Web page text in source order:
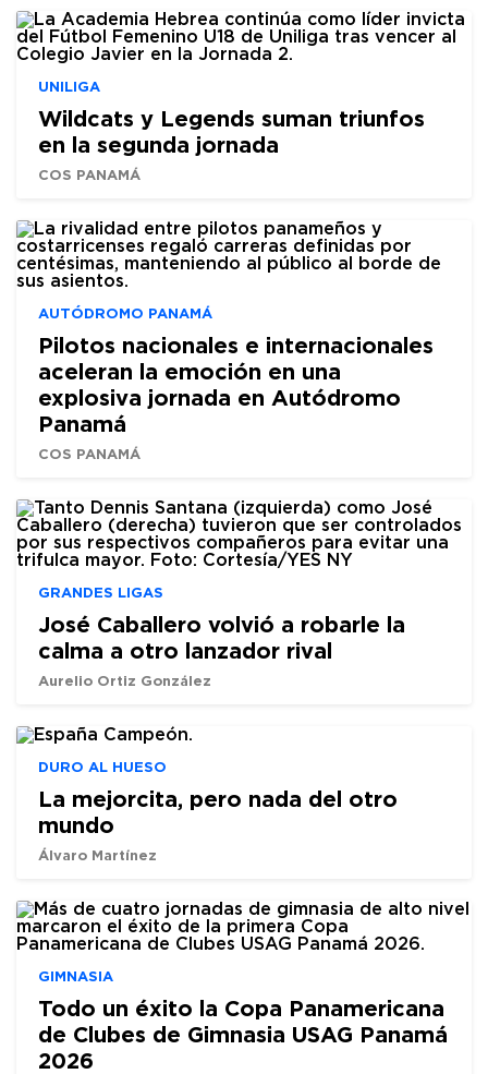
UNILIGA
Wildcats y Legends suman triunfos
en la segunda jornada
COS PANAMÁ
AUTÓDROMO PANAMÁ
Pilotos nacionales e internacionales
aceleran la emoción en una
explosiva jornada en Autódromo
Panamá
COS PANAMÁ
GRANDES LIGAS
José Caballero volvió a robarle la
calma a otro lanzador rival
Aurelio Ortiz González
DURO AL HUESO
La mejorcita, pero nada del otro
mundo
Álvaro Martínez
GIMNASIA
Todo un éxito la Copa Panamericana
de Clubes de Gimnasia USAG Panamá
2026